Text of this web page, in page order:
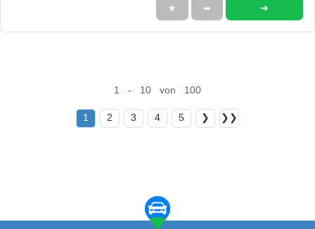
★ ➦ ➜
1 - 10 von 100
1 2 3 4 5 ❯ ❯❯